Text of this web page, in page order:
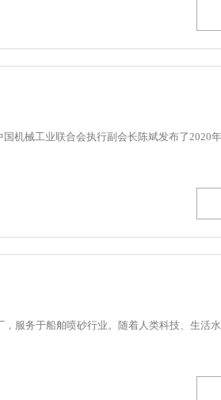
机械工业联合会执行副会长陈斌发布了2020
服务于船舶喷砂行业。随着人类科技、生活